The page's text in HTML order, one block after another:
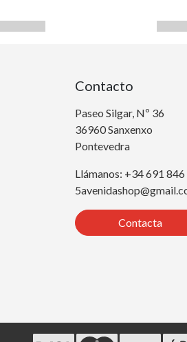
Contacto
Paseo Silgar, Nº 36
36960 Sanxenxo
Pontevedra
Llámanos: +34 691
Contacta